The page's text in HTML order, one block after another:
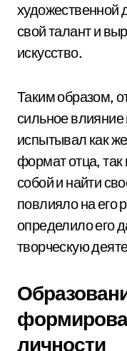
художественной
свой талант и
искусство.
Таким образом,
сильное
испытывал как
формат отца,
собой и найти
повлияло на его
определило его
творческую
личности